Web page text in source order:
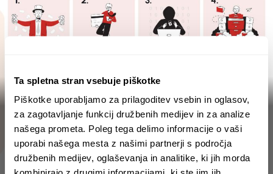
Ta spletna stran vsebuje piškotke
Piškotke uporabljamo za prilagoditev vsebin in oglasov,
za zagotavljanje funkcij družbenih medijev in za analize
našega prometa. Poleg tega delimo informacije o vaši
uporabi našega mesta z našimi partnerji s področja
družbenih medijev, oglaševanja in analitike, ki jih morda
Too good to be true? It
probably is
Kibernetska higiena Kibernetske grožnje Infografika